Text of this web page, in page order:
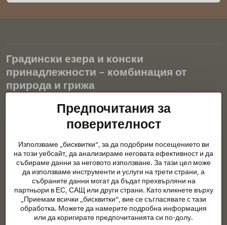
Градински езера и конски
принадлежности – комбинация от
природа и грижа
Градинските езера са красиво допълнение към всеки екстериор
и създават хармонична среда за релаксация и живот на водните
животни. Правилната технология, филтрацията и редовната
през цялата година. Също толкова важна е грижата за
животните, които са част от нашия живот.
Конете се нуждаят от висококачествени конски принадлежности,
правилно хранене и отговорни грижи, за да бъдат здрави, силни
и доволни. Независимо дали става въпрос за екипировка за
ездачи, развъдчици или любители на природата, целта е да се
създаде среда, която подкрепя естествения баланс,
Предпочитания за
поверителност
Използваме „бисквитки", за да подобрим посещението ви
на този уебсайт, да анализираме неговата ефективност и да
събираме данни за неговото използване. За тази цел може
да използваме инструменти и услуги на трети страни, а
събраните данни могат да бъдат прехвърляни на
партньори в ЕС, САЩ или други страни. Като кликнете върху
„Приемам всички „бисквитки", вие се съгласявате с тази
обработка. Можете да намерите подробна информация
или да коригирате предпочитанията си по-долу.